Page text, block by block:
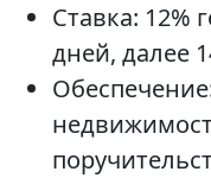
Ставка: 12%
дней, далее